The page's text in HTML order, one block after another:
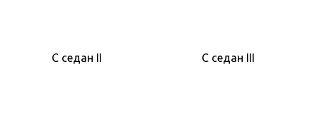
C седан II C седан III